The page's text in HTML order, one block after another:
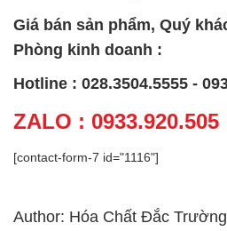
Giá bán sản phẩm, Quý
Phòng kinh doanh :
Hotline : 028.3504.5555 -
ZALO : 0933.920.505
[contact-form-7 id="1116"]
Author: Hóa Chất Đắc